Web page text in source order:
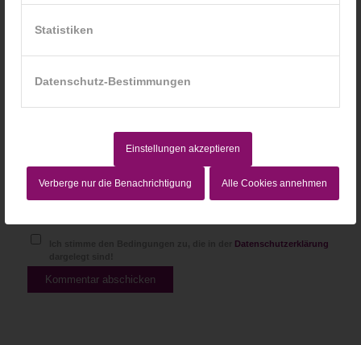
Statistiken
Datenschutz-Bestimmungen
Einstellungen akzeptieren
Verberge nur die Benachrichtigung Alle Cookies annehmen
Datenschutzerklärung